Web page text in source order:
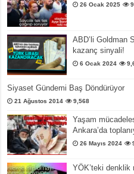
26 Ocak 2025
ABD’li Goldman
kazanç sinyali!
6 Ocak 2024
Siyaset Gündemi Baş Döndürüyor
21 Ağustos 2014 9,568
Yaşam
Ankara’da
26 Mayıs 2024
YÖK’teki denklik